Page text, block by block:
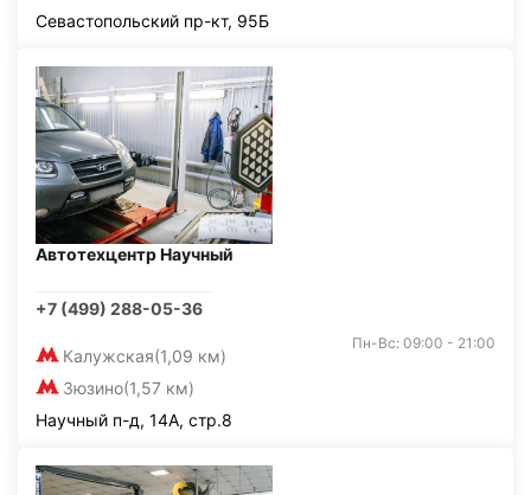
Севастопольский пр-кт, 95Б
Автотехцентр Научный
+7 (499) 288-05-36
Калужская(1,09 км)
Зюзино(1,57 км)
Пн-Вс: 09:00 - 21:00
Научный п-д, 14А, стр.8